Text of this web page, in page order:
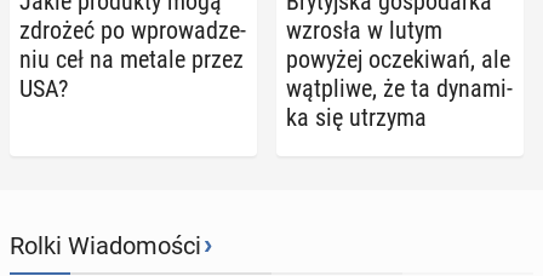
zdrożeć po wpro­wa­dze­
niu ceł na metale przez
USA?
wzrosła w lutym
powyżej ocze­ki­wań, ale
wąt­pli­we, że ta dy­na­mi­
ka się utrzyma
Rolki Wiadomości›